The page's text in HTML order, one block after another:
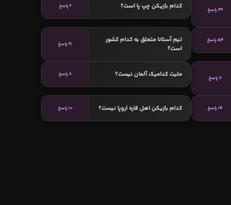
36 پاسخ کدام بازیکن چپ پا است؟ 6 پاسخ
54 پاسخ
تیم آستانا متعلق به کدام کشور
است؟
61 پاسخ
7 پاسخ ملیت کدامیک آلمان نیست؟ 8 پاسخ
14 پاسخ کدام بازیکن اهل قاره اروپا نیست؟ 10 پاسخ